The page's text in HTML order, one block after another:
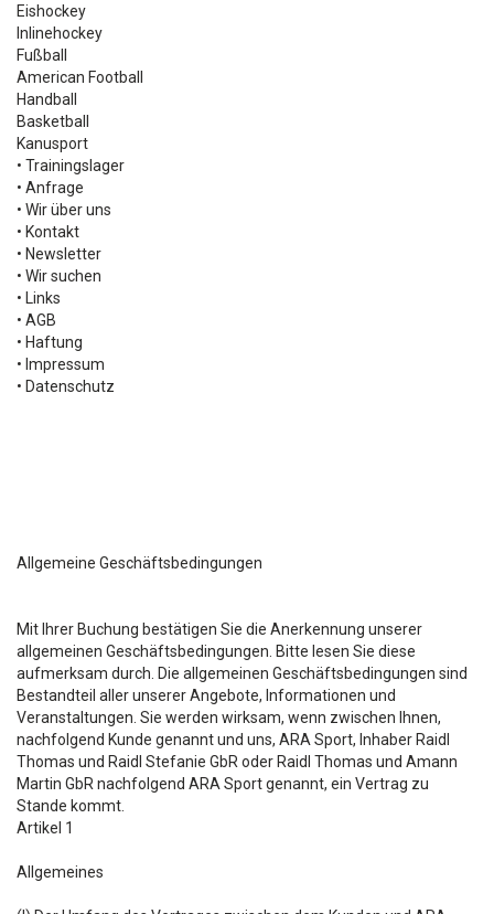
Eishockey
Inlinehockey
Fußball
American Football
Handball
Basketball
Kanusport
• Trainingslager
• Anfrage
• Wir über uns
• Kontakt
• Newsletter
• Wir suchen
• Links
• AGB
• Haftung
• Impressum
• Datenschutz
Allgemeine Geschäftsbedingungen
Mit Ihrer Buchung bestätigen Sie die Anerkennung unserer
allgemeinen Geschäftsbedingungen. Bitte lesen Sie diese
aufmerksam durch. Die allgemeinen Geschäftsbedingungen sind
Bestandteil aller unserer Angebote, Informationen und
Veranstaltungen. Sie werden wirksam, wenn zwischen Ihnen,
nachfolgend Kunde genannt und uns, ARA Sport, Inhaber Raidl
Thomas und Raidl Stefanie GbR oder Raidl Thomas und Amann
Martin GbR nachfolgend ARA Sport genannt, ein Vertrag zu
Stande kommt.
Artikel 1
Allgemeines